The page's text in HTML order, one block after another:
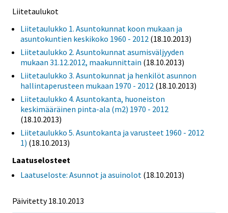
Liitetaulukot
Liitetaulukko 1. Asuntokunnat koon mukaan ja
asuntokuntien keskikoko 1960 - 2012 (18.10.2013)
Liitetaulukko 2. Asuntokunnat asumisväljyyden
mukaan 31.12.2012, maakunnittain (18.10.2013)
Liitetaulukko 3. Asuntokunnat ja henkilöt asunnon
hallintaperusteen mukaan 1970 - 2012 (18.10.2013)
Liitetaulukko 4. Asuntokanta, huoneiston
keskimääräinen pinta-ala (m2) 1970 - 2012
(18.10.2013)
Liitetaulukko 5. Asuntokanta ja varusteet 1960 - 2012
1) (18.10.2013)
Laatuselosteet
Laatuseloste: Asunnot ja asuinolot (18.10.2013)
Päivitetty 18.10.2013